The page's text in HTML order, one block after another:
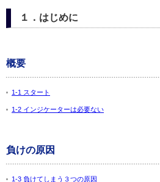
１．はじめに
概要
1-1 スタート
1-2 インジケーターは必要ない
負けの原因
1-3 負けてしまう３つの原因